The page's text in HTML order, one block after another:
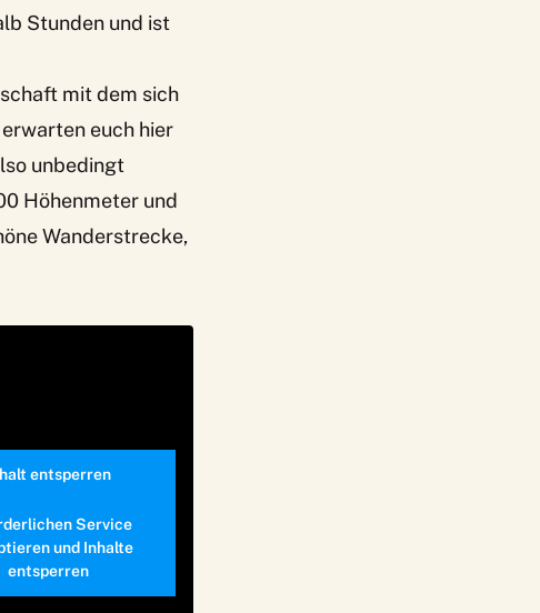
Stunden und ist
mit dem sich
euch hier
unbedingt
Höhenmeter und
Wanderstrecke,
entsperren
Service
und Inhalte
entsperren